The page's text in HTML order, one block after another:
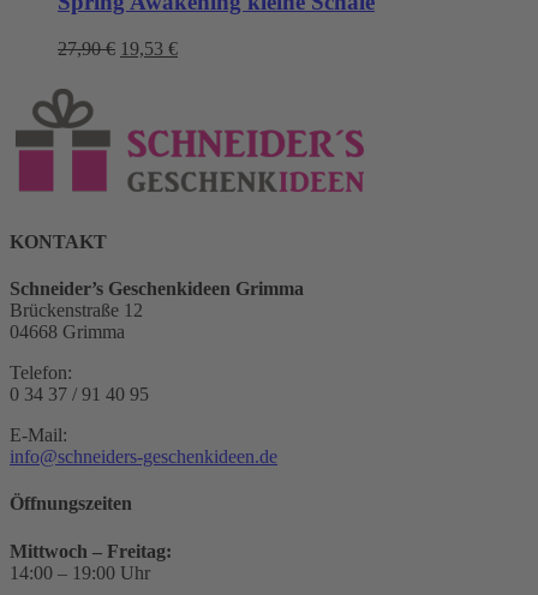
27,90€ Ursprünglicher
19,53 €Aktueller
KONTAKT
Schneider’s Geschenkideen Grimma
Brückenstraße 12
04668 Grimma
Telefon:
0 34 37 / 91 40 95
E-Mail:
info@schneiders-geschenkideen.de
Öffnungszeiten
Mittwoch – Freitag:
14:00 – 19:00 Uhr